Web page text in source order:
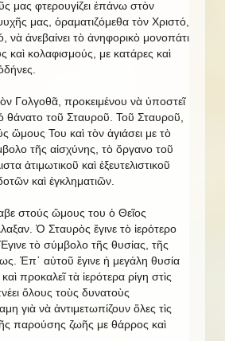
μας φτερουγίζει ἐπάνω στὸν
μας, ὁραματιζόμεθα τὸν Χριστό,
ἀνεβαίνει τὸ ἀνηφορικὸ μονοπάτι
καὶ κολαφισμούς, με κατάρες καὶ
προκειμένου νὰ ὑποστεῖ
θάνατο τοῦ Σταυροῦ. Τοῦ Σταυροῦ,
ὥμους Του καὶ τὸν ἁγιάσει με τὸ
τῆς αἰσχύνης, τὸ ὄργανο τοῦ
ἀτιμωτικοῦ καὶ ἐξευτελιστικοῦ
καὶ ἐγκληματιῶν.
στούς ὥμους του ὁ Θεῖος
Ὁ Σταυρὸς ἔγινε τὸ ἱερότερο
τὸ σύμβολο τῆς θυσίας, τῆς
Ἐπ᾿ αὐτοῦ ἔγινε ἡ μεγάλη θυσία
προκαλεῖ τὰ ἱερότερα ρίγη στὶς
ὅλους τοὺς δυνατοὺς
γιὰ νὰ ἀντιμετωπίζουν ὅλες τὶς
τῆς παρούσης ζωῆς με θάρρος καὶ